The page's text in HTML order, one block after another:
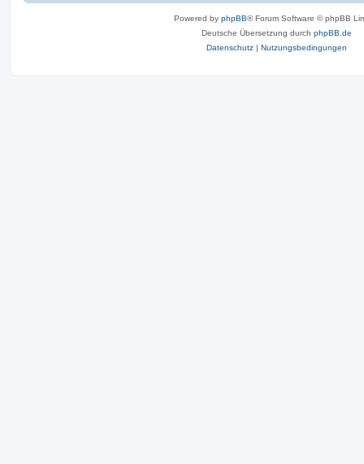
Powered by phpBB® Forum Software © phpBB
Deutsche Übersetzung durch phpBB.de
Datenschutz | Nutzungsbedingungen